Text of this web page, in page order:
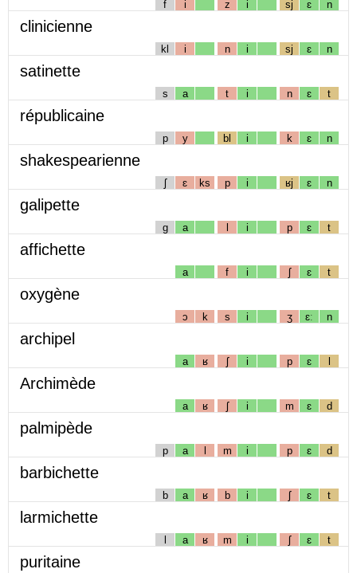
f i z i sj ɛ n
clinicienne
kl i n i sj ɛ n
satinette
s a t i n ɛ t
républicaine
p y bl i k ɛ n
shakespearienne
ʃ ɛ ks p i ʁj ɛ n
galipette
g a l i p ɛ t
affichette
a f i ʃ ɛ t
oxygène
ɔ k s i ʒ ɛː n
archipel
a ʁ ʃ i p ɛ l
Archimède
a ʁ ʃ i m ɛ d
palmipède
p a l m i p ɛ d
barbichette
b a ʁ b i ʃ ɛ t
larmichette
l a ʁ m i ʃ ɛ t
puritaine